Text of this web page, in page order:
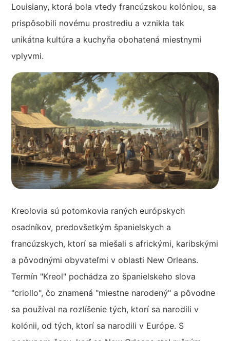
Louisiany, ktorá bola vtedy francúzskou kolóniou, sa
prispôsobili novému prostrediu a vznikla tak
unikátna kultúra a kuchyňa obohatená miestnymi
vplyvmi.
Kreolovia sú potomkovia raných európskych
osadníkov, predovšetkým španielskych a
francúzskych, ktorí sa miešali s africkými, karibskými
a pôvodnými obyvateľmi v oblasti New Orleans.
Termín "Kreol" pochádza zo španielskeho slova
"criollo", čo znamená "miestne narodený" a pôvodne
sa používal na rozlíšenie tých, ktorí sa narodili v
kolónii, od tých, ktorí sa narodili v Európe. S